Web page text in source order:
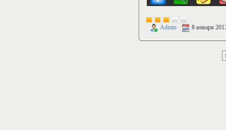
Admin 8 января